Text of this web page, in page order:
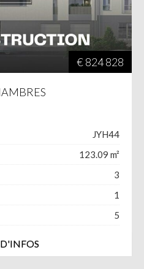
€ 824 828
JYH44
123.09 m²
3
1
5